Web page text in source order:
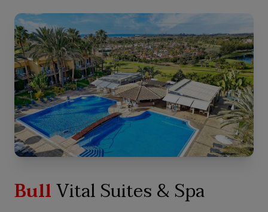
BullVital Suites & Spa